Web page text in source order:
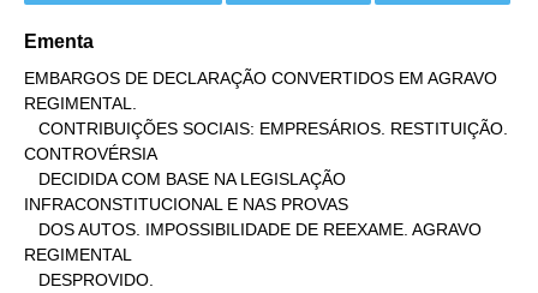
Ementa
EMBARGOS DE DECLARAÇÃO CONVERTIDOS EM AGRAVO
REGIMENTAL.
CONTROVÉRSIA
INFRACONSTITUCIONAL E NAS PROVAS
REGIMENTAL
   DESPROVIDO.